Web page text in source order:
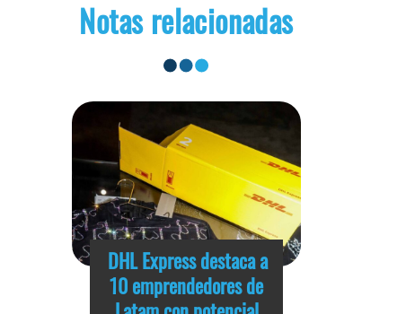
Notas relacionadas
DHL Express destaca a
10 emprendedores de